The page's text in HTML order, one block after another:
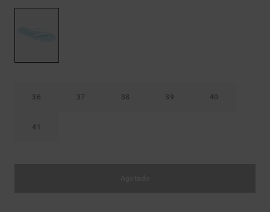
36 37 38 39 40
41